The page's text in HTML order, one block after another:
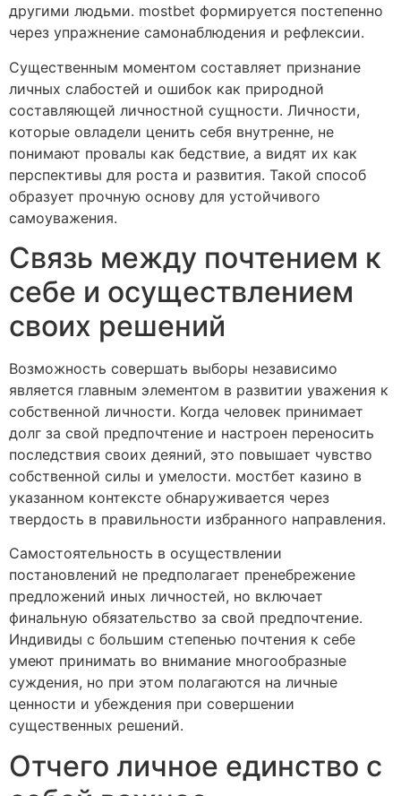
другими людьми. mostbet формируется постепенно
через упражнение самонаблюдения и рефлексии.
Существенным моментом составляет признание
личных слабостей и ошибок как природной
составляющей личностной сущности. Личности,
которые овладели ценить себя внутренне, не
понимают провалы как бедствие, а видят их как
перспективы для роста и развития. Такой способ
образует прочную основу для устойчивого
самоуважения.
Связь между почтением к
себе и осуществлением
своих решений
Возможность совершать выборы независимо
является главным элементом в развитии уважения к
собственной личности. Когда человек принимает
долг за свой предпочтение и настроен переносить
последствия своих деяний, это повышает чувство
собственной силы и умелости. мостбет казино в
указанном контексте обнаруживается через
твердость в правильности избранного направления.
Самостоятельность в осуществлении
постановлений не предполагает пренебрежение
предложений иных личностей, но включает
финальную обязательство за свой предпочтение.
Индивиды с большим степенью почтения к себе
умеют принимать во внимание многообразные
суждения, но при этом полагаются на личные
ценности и убеждения при совершении
существенных решений.
Отчего личное единство с